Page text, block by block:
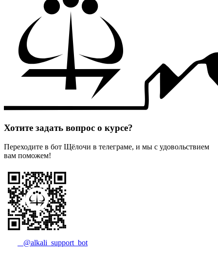
Хотите задать вопрос о курсе?
Переходите в бот Щёлочи в телеграме, и мы с удовольствием
вам поможем!
@alkali_support_bot